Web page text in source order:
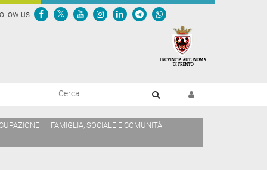
us
FAMIGLIA, SOCIALE E COMUNITÀ